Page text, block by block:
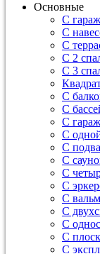
Основные
С
С
С
С 2
С 3
С
С
С
С
С
С
С
С
С
С
С
С
С